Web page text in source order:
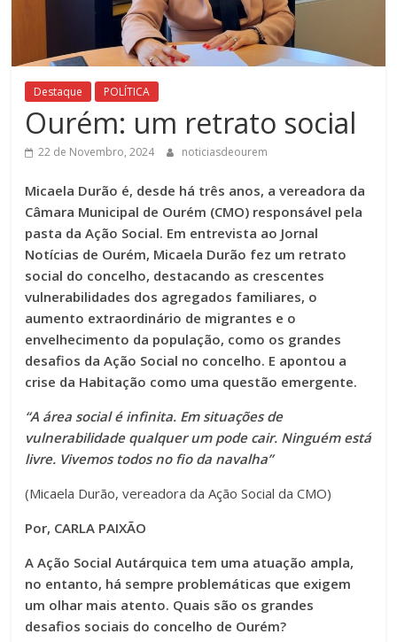
Destaque POLÍTICA
Ourém: um retrato social
22 de Novembro, 2024 noticiasdeourem
Micaela Durão é, desde há três anos, a vereadora da
Câmara Municipal de Ourém (CMO) responsável pela
pasta da Ação Social. Em entrevista ao Jornal
Notícias de Ourém, Micaela Durão fez um retrato
social do concelho, destacando as crescentes
vulnerabilidades dos agregados familiares, o
aumento extraordinário de migrantes e o
envelhecimento da população, como os grandes
desafios da Ação Social no concelho. E apontou a
crise da Habitação como uma questão emergente.
“A área social é infinita. Em situações de
vulnerabilidade qualquer um pode cair. Ninguém está
livre. Vivemos todos no fio da navalha”
(Micaela Durão, vereadora da Ação Social da CMO)
Por, CARLA PAIXÃO
A Ação Social Autárquica tem uma atuação ampla,
no entanto, há sempre problemáticas que exigem
um olhar mais atento. Quais são os grandes
desafios sociais do concelho de Ourém?